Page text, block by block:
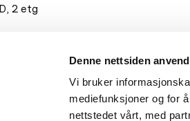
Denne nettsiden
Vi bruker
mediefunksjoner og for
nettstedet vårt, med
2 etg
mb.33170@xledger.net